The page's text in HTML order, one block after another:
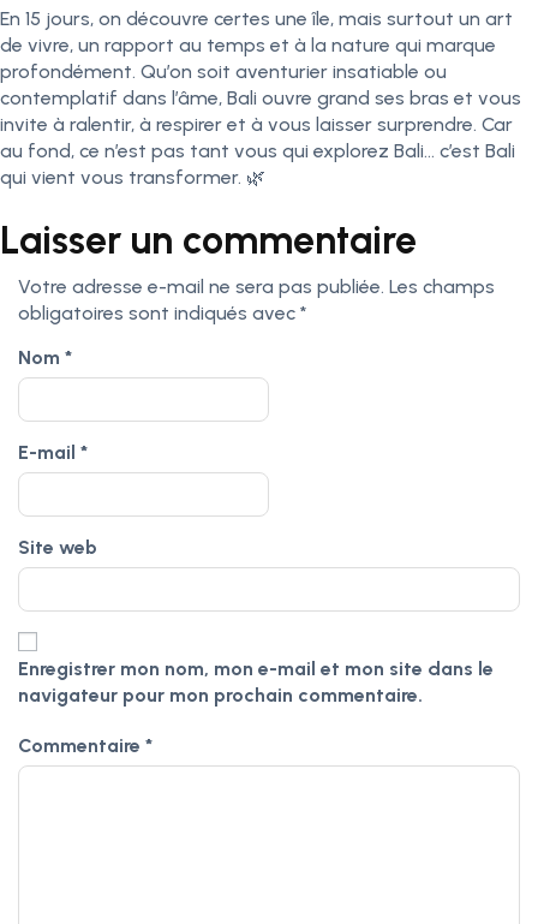
En 15 jours, on découvre certes une île, mais surtout un art
de vivre, un rapport au temps et à la nature qui marque
profondément. Qu’on soit aventurier insatiable ou
contemplatif dans l’âme, Bali ouvre grand ses bras et vous
invite à ralentir, à respirer et à vous laisser surprendre. Car
au fond, ce n’est pas tant vous qui explorez Bali… c’est Bali
qui vient vous transformer. 🌿
Laisser un commentaire
Votre adresse e-mail ne sera pas publiée. Les champs
obligatoires sont indiqués avec *
Nom *
E-mail *
Site web
Enregistrer mon nom, mon e-mail et mon site dans le
navigateur pour mon prochain commentaire.
Commentaire *